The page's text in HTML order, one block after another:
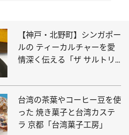
【神戸・北野町】シンガポー
ルの ティーカルチャーを愛
情深く伝える「ザ サルトリ
台湾の茶葉やコーヒー豆を使
った 焼き菓子と台湾カステ
ラ 京都「台湾菓子工房」